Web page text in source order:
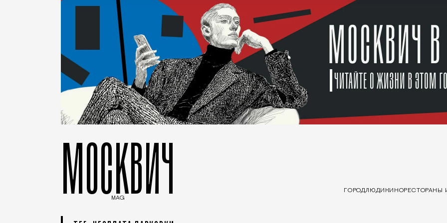
МОСКВИЧ
MAG
ГОРОДЛЮДИ КИНОРЕСТОРАНЫ